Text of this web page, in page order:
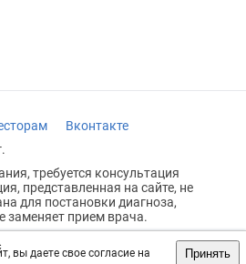
.
вы даете свое согласие на
Принять
Вконтакте
требуется консультация
представленная на сайте, не
для постановки диагноза,
заменяет прием врача.
18+